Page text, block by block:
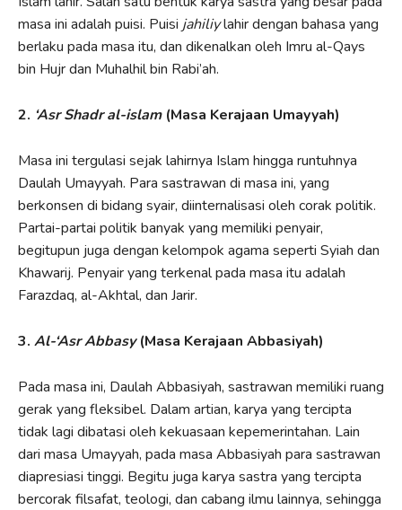
masa ini adalah puisi. Puisi jahiliylahir dengan bahasa yang
berlaku pada masa itu, dan dikenalkan oleh Imru al-Qays
bin Hujr dan Muhalhil bin Rabi’ah.
2. ‘Asr Shadr al-islam (Masa Kerajaan Umayyah)
Masa ini tergulasi sejak lahirnya Islam hingga runtuhnya
Daulah Umayyah. Para sastrawan di masa ini, yang
berkonsen di bidang syair, diinternalisasi oleh corak politik.
Partai-partai politik banyak yang memiliki penyair,
begitupun juga dengan kelompok agama seperti Syiah dan
Khawarij. Penyair yang terkenal pada masa itu adalah
Farazdaq, al-Akhtal, dan Jarir.
3. Al-‘Asr Abbasy(Masa Kerajaan Abbasiyah)
Pada masa ini, Daulah Abbasiyah, sastrawan memiliki ruang
gerak yang fleksibel. Dalam artian, karya yang tercipta
tidak lagi dibatasi oleh kekuasaan kepemerintahan. Lain
dari masa Umayyah, pada masa Abbasiyah para sastrawan
diapresiasi tinggi. Begitu juga karya sastra yang tercipta
bercorak filsafat, teologi, dan cabang ilmu lainnya, sehingga